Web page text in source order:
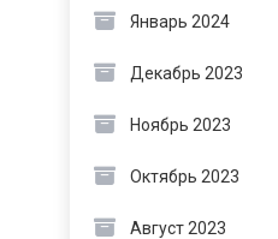
Январь 2024
Декабрь 2023
Ноябрь 2023
Октябрь 2023
Август 2023